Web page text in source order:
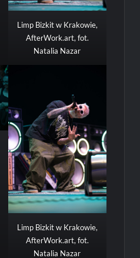
Limp Bizkit w Krakowie,
AfterWork.art, fot.
Natalia Nazar
Limp Bizkit w Krakowie,
AfterWork.art, fot.
Natalia Nazar